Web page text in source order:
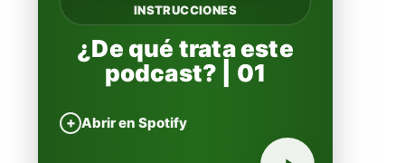
INSTRUCCIONES
¿De qué trata este
podcast? | 01
+ Abrir en Spotify